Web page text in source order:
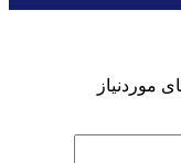
موردنیاز